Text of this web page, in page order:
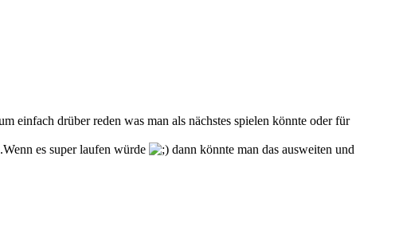
einfach drüber reden was man als nächstes spielen könnte oder für
es super laufen würde
dann könnte man das ausweiten und